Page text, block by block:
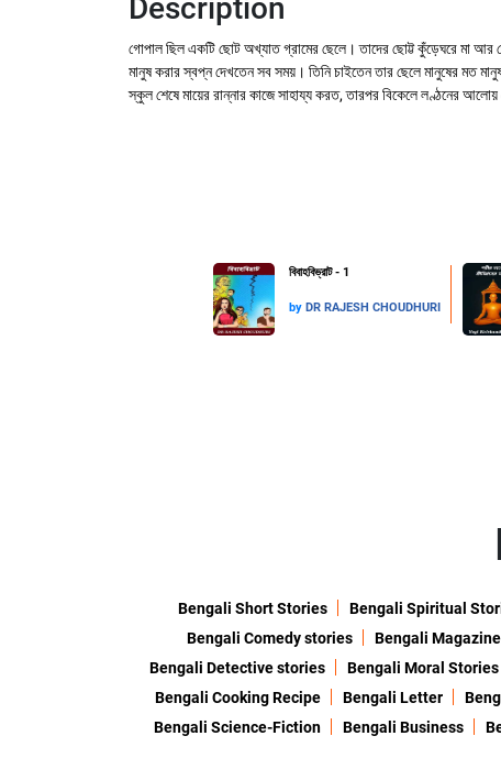
Description
গোপাল ছিল একটি ছোট অখ্যাত গ্রামের ছেলে। তাদের ছোট্ট কুঁড়েঘরে মা আর
মানুষ করার স্বপ্ন দেখতেন সব সময়। তিনি চাইতেন তার ছেলে মানুষের মত
স্কুল শেষে মায়ের রান্নার কাজে সাহায্য করত, তারপর বিকেলে লণ্ঠনের
বিবাহবিভ্রাট - 1
by DR RAJESH CHOUDHURI
Bengali Short Stories Bengali Spiritual
Bengali Comedy stories
Bengali Magazine
Bengali Detective stories
Bengali Moral Stories
Bengali Cooking Recipe
Bengali Letter
Bengali Science-Fiction
Bengali Business